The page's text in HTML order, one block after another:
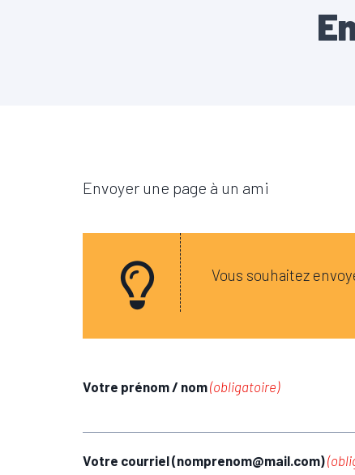
Envoyer une page à un ami
Vous souhaitez
Votre prénom / nom(obligatoire)
Votre courriel (nomprenom@mail.com)